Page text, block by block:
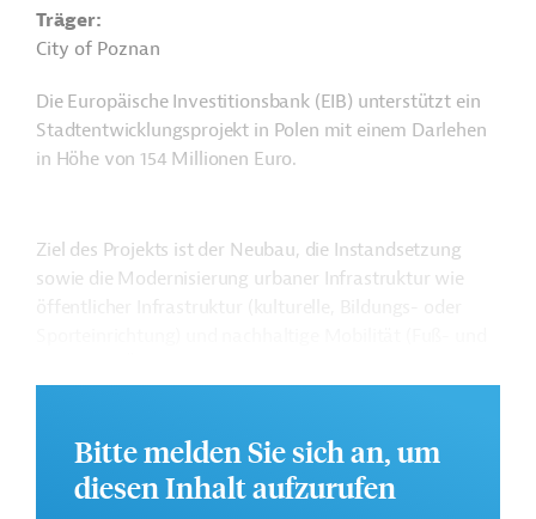
Träger
City of Poznan
Die Europäische Investitionsbank (EIB) unterstützt ein
Stadtentwicklungsprojekt in Polen mit einem Darlehen
in Höhe von 154 Millionen Euro.
Ziel des Projekts ist der Neubau, die Instandsetzung
sowie die Modernisierung urbaner Infrastruktur wie
Weitere Informationen zu dem geplanten Projekt finden
Sie auf derWebseite der EIB
.
Bitte melden Sie sich an, um
diesen Inhalt aufzurufen